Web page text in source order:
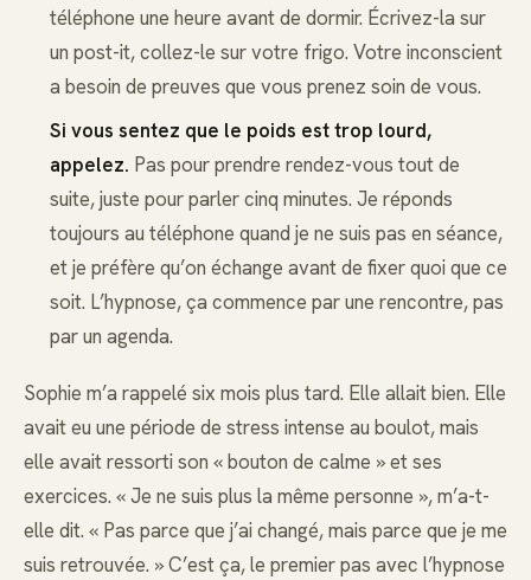
téléphone une heure avant de dormir. Écrivez-la sur
un post-it, collez-le sur votre frigo. Votre inconscient
a besoin de preuves que vous prenez soin de vous.
Si vous sentez que le poids est trop lourd,
appelez. Pas pour prendre rendez-vous tout de
suite, juste pour parler cinq minutes. Je réponds
toujours au téléphone quand je ne suis pas en séance,
et je préfère qu’on échange avant de fixer quoi que ce
soit. L’hypnose, ça commence par une rencontre, pas
par un agenda.
Sophie m’a rappelé six mois plus tard. Elle allait bien. Elle
avait eu une période de stress intense au boulot, mais
elle avait ressorti son « bouton de calme » et ses
exercices. « Je ne suis plus la même personne », m’a-t-
elle dit. « Pas parce que j’ai changé, mais parce que je me
suis retrouvée. » C’est ça, le premier pas avec l’hypnose